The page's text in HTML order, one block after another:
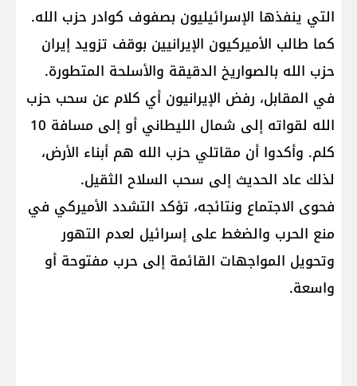
التي ينفذها الإسرائيليون بصفوف كوادر حزب الله.
كما طالب الأميركيون الإيرانيين بوقف تزويد إيران
حزب الله بالصواريخ الدقيقة والأسلحة المتطورة.
في المقابل، رفض الإيرانيون أي كلام عن سحب حزب
الله لقواته إلى شمال الليطاني أو إلى مسافة 10
كلم. وأكدوا أن مقاتلي حزب الله هم أبناء الأرض،
لذلك عاد الحديث إلى سحب السلاح الثقيل.
فحوى الاجتماع ونتائجه، تؤكد التشدد الأميركي في
منع الحرب والضغط على إسرائيل لعدم التهور
وتحويل المواجهات القائمة إلى حرب مفتوحة أو
واسعة.